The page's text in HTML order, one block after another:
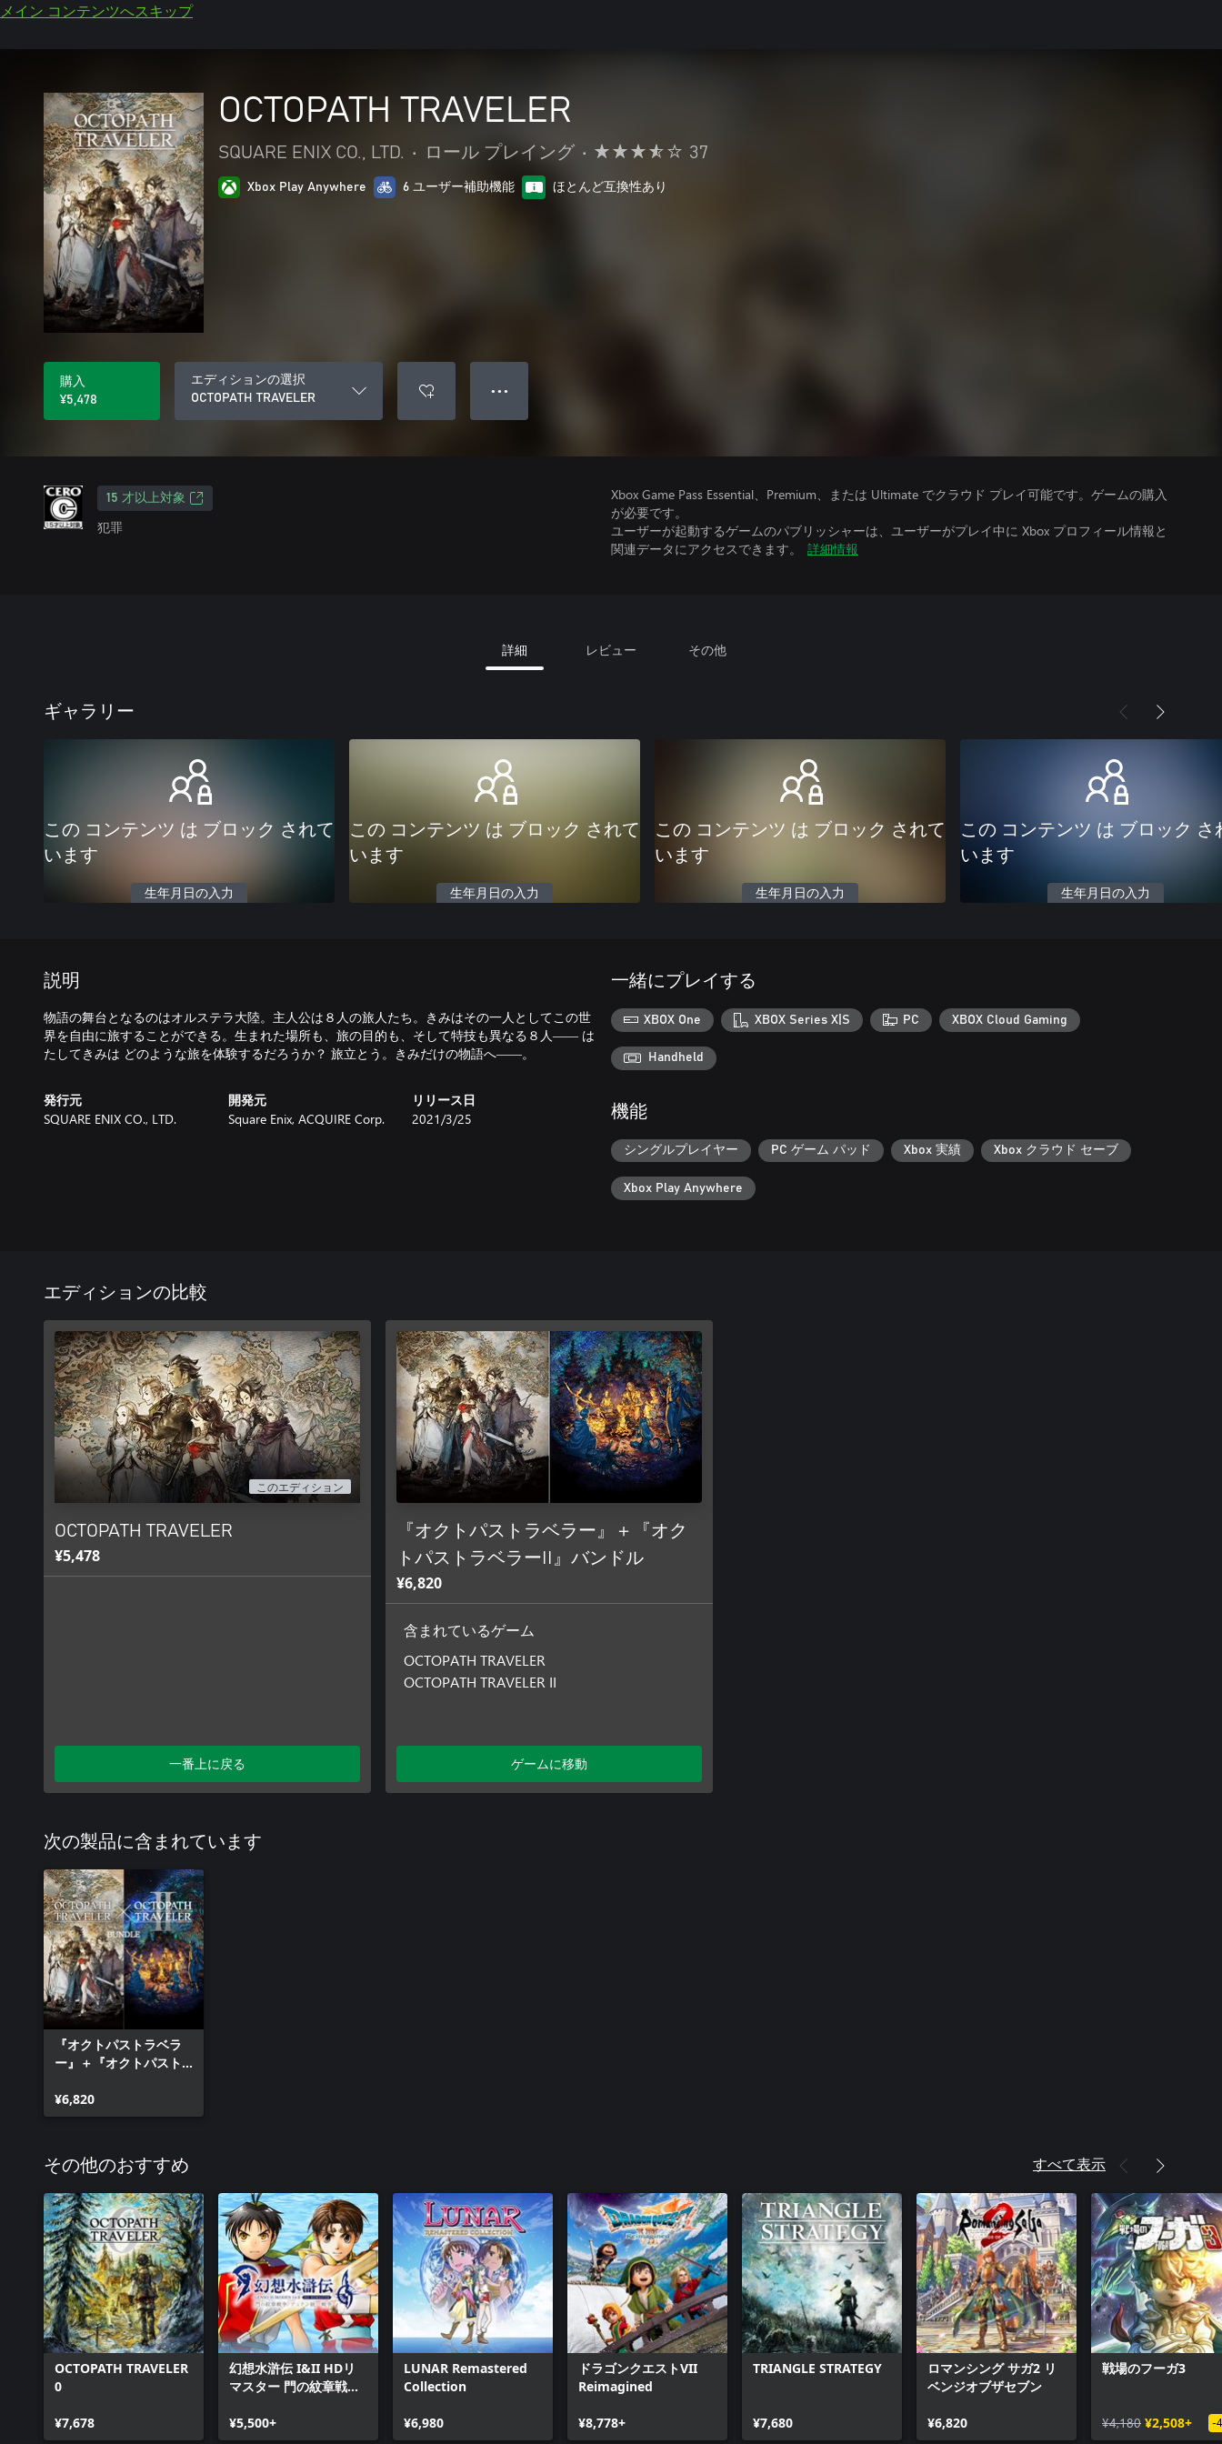
メイン コンテンツへスキップ
OCTOPATH TRAVELER
SQUARE ENIX CO., LTD. • ロール プレイング • 37
Xbox Play Anywhere 6 ユーザー補助機能 ほとんど互換性あり
購入
¥5,478
エディションの選択
OCTOPATH TRAVELER
● ● ●
15 才以上対象
犯罪
Xbox Game Pass Essential、Premium、または Ultimate でクラウド プレイ可能です。ゲームの購入
が必要です。
ユーザーが起動するゲームのパブリッシャーは、ユーザーがプレイ中に Xbox プロフィール情報と
関連データにアクセスできます。
詳細情報
詳細 レビュー その他
ギャラリー
この コンテンツ は ブロック されて
います
生年月日の入力
この コンテンツ は ブロック されて
います
生年月日の入力
この コンテンツ は ブロック されて
います
生年月日の入力
この コンテンツ は ブロック さ
います
生年月日の入力
説明
物語の舞台となるのはオルステラ大陸。主人公は８人の旅人たち。きみはその一人としてこの世
界を自由に旅することができる。生まれた場所も、旅の目的も、そして特技も異なる８人―― は
たしてきみは どのような旅を体験するだろうか？ 旅立とう。きみだけの物語へ――。
発行元
SQUARE ENIX CO., LTD.
開発元
Square Enix, ACQUIRE Corp.
リリース日
2021/3/25
一緒にプレイする
XBOX One XBOX Series X|S PC XBOX Cloud Gaming
Handheld
機能
シングルプレイヤー PC ゲーム パッド Xbox 実績 Xbox クラウド セーブ
Xbox Play Anywhere
エディションの比較
このエディション
OCTOPATH TRAVELER
¥5,478
一番上に戻る
『オクトパストラベラー』＋『オク
トパストラベラーII』バンドル
¥6,820
含まれているゲーム
OCTOPATH TRAVELER
OCTOPATH TRAVELER II
ゲームに移動
次の製品に含まれています
『オクトパストラベラ
ー』＋『オクトパスト
¥6,820
その他のおすすめ すべて表示
OCTOPATH TRAVELER
0
¥7,678
幻想水滸伝 I&II HDリ
マスター 門の紋章戦争
¥5,500+
LUNAR Remastered
Collection
¥6,980
ドラゴンクエストVII
Reimagined
¥8,778+
TRIANGLE STRATEGY
¥7,680
ロマンシング サガ2 リ
ベンジオブザセブン
¥6,820
戦場のフーガ3
¥4,180 ¥2,508+ -